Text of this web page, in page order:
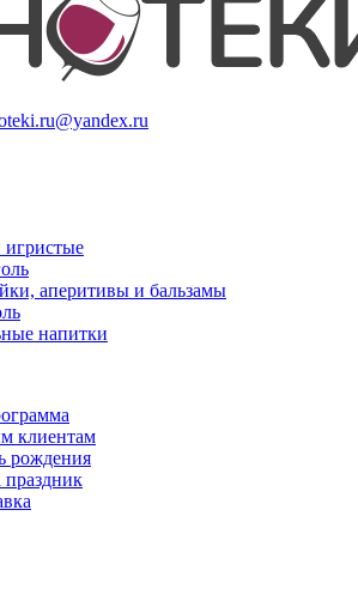
аперитивы и бальзамы
напитки
клиентам
рождения